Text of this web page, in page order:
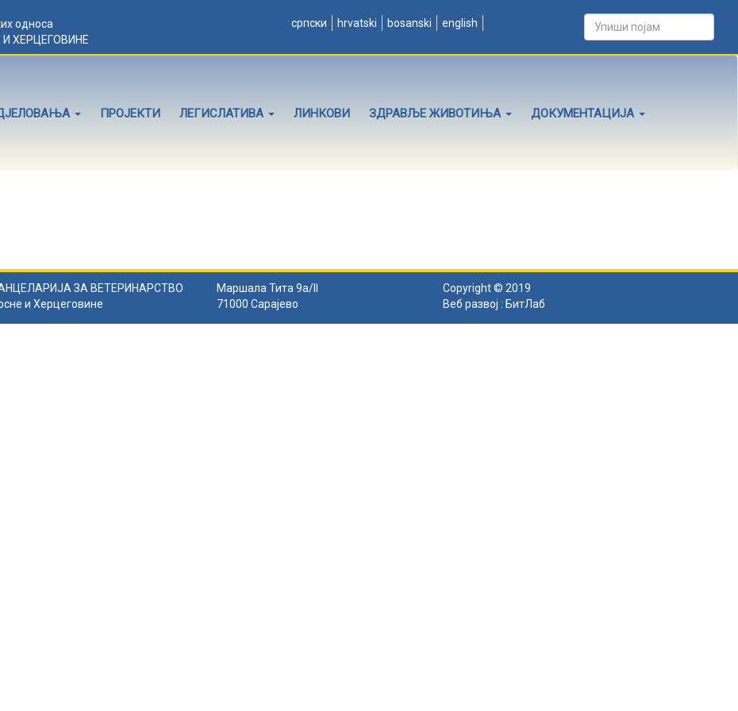
односа
ХЕРЦЕГОВИНЕ
српски hrvatski bosanski english
ПРОЈЕКТИ ЛЕГИСЛАТИВА ЛИНКОВИ ЗДРАВЉЕ ЖИВОТИЊА ДОКУМЕНТАЦИЈА
ЗА ВЕТЕРИНАРСТВО
и Херцеговине
Маршала Тита 9а/II
71000 Сарајево
Copyright © 2019
Веб развој : БитЛаб